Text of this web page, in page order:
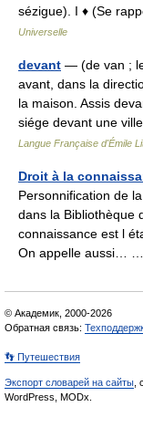
sézigue). I ♦ (Se
Universelle
devant — (de van ;
avant, dans la
la maison. Assis
siége devant une
Langue Française d'Émile
Droit à la
Personnification de
dans la Bibliothèque
connaissance est l
On appelle aussi…
© Академик, 2000-2026
Обратная связь:
👣 Путешествия
Экспорт словарей на сайты
WordPress, MODx.